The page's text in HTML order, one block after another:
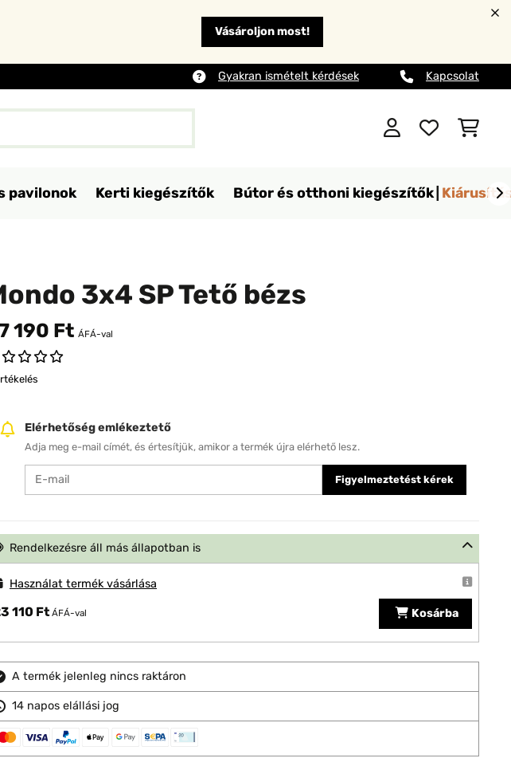
Vásároljon most!
Gyakran ismételt kérdések Kapcsolat
pavilonok Kerti kiegészítők Bútor és otthoni kiegészítők
3x4 SP Tető bézs
190 Ft ÁFÁ-val
Elérhetőség emlékeztető
Adja meg e-mail címét, és értesítjük, amikor a termék újra elérhető lesz.
Figyelmeztetést kérek
Rendelkezésre áll más állapotban is
Használat termék vásárlása
110 Ft ÁFÁ-val Kosárba
A termék jelenleg nincs raktáron
14 napos elállási jog